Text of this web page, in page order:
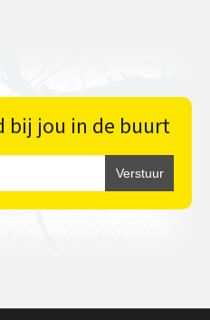
bij jou in de buurt